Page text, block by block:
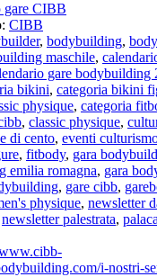
gare CIBB
CIBB
, bodybuilding,
maschile,
gare bodybuilding
bikini, categoria bikini
physique, categoria
, classic physique,
di cento, eventi
, fitbody, gara
emilia romagna, gara
, gare cibb,
physique, newsletter
newsletter palestrata,
i-nostri-